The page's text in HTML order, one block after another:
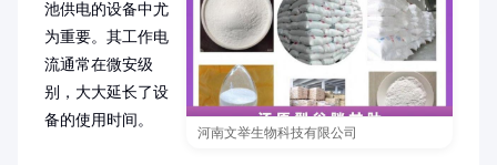
河南文举生物科技有限公司
池供电的设备中尤
为重要。其工作电
流通常在微安级
别，大大延长了设
备的使用时间。